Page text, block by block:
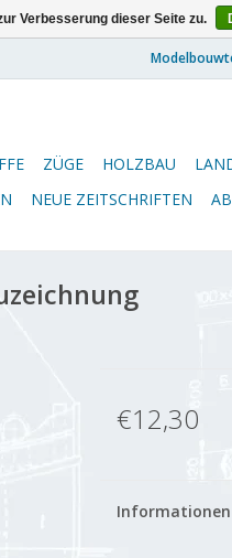
ZÜGE HOLZBAU
NEUE ZEITSCHRIFTEN
€12,30
Informationen
Verbesserung dieser Seite zu.